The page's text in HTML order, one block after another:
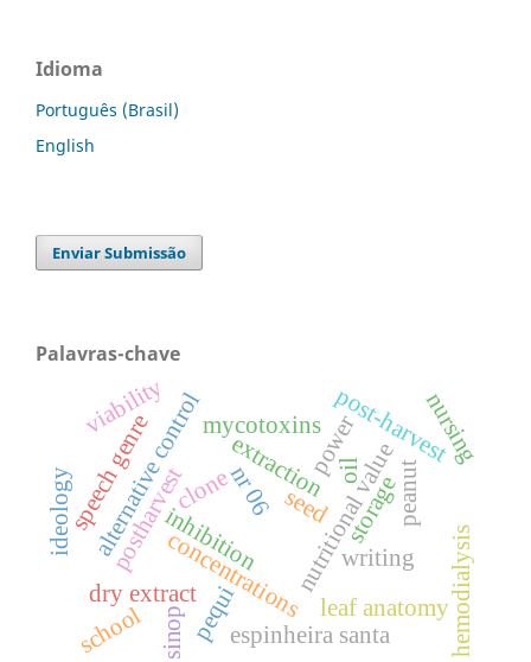
Idioma
Português (Brasil)
English
Enviar Submissão
Palavras-chave
concentrations
inhibition
postharvest
alternative control extractionnutritional value
oil
pequi
post-harvest
mycotoxins
peanut
leaf anatomy
writing
speech genre
espinheira santa
dry extract hemodialysis
nursing
storage
seed
viability
clone
sinop
school
nr 06
power
ideology